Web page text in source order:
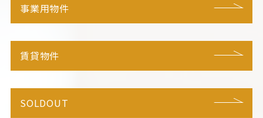
事業用物件
賃貸物件
SOLDOUT